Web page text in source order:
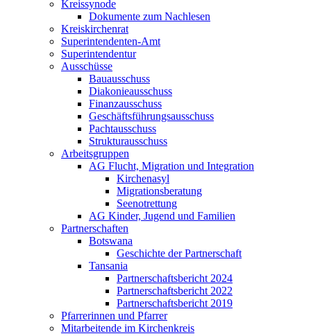
Kreissynode
Dokumente zum Nachlesen
Kreiskirchenrat
Superintendenten-Amt
Superintendentur
Ausschüsse
Bauausschuss
Diakonieausschuss
Finanzausschuss
Geschäftsführungsausschuss
Pachtausschuss
Strukturausschuss
Arbeitsgruppen
AG Flucht, Migration und Integration
Kirchenasyl
Migrationsberatung
Seenotrettung
AG Kinder, Jugend und Familien
Partnerschaften
Botswana
Geschichte der Partnerschaft
Tansania
Partnerschaftsbericht 2024
Partnerschaftsbericht 2022
Partnerschaftsbericht 2019
Pfarrerinnen und Pfarrer
Mitarbeitende im Kirchenkreis